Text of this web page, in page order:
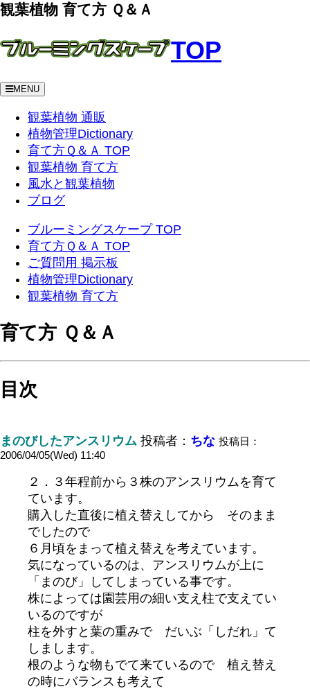
観葉植物 育て方 Ｑ＆Ａ
TOP
MENU
観葉植物 通販
植物管理Dictionary
育て方Ｑ＆Ａ TOP
観葉植物 育て方
風水と観葉植物
ブログ
ブルーミングスケープ TOP
育て方Ｑ＆Ａ TOP
ご質問用 掲示板
植物管理Dictionary
観葉植物 育て方
育て方 Ｑ＆Ａ
目次
まのびしたアンスリウム 投稿者： ちな 投稿日：
2006/04/05(Wed) 11:40
２．３年程前から３株のアンスリウムを育て
ています。
購入した直後に植え替えしてから そのまま
でしたので
６月頃をまって植え替えを考えています。
気になっているのは、アンスリウムが上に
「まのび」してしまっている事です。
株によっては園芸用の細い支え柱で支えてい
いるのですが
柱を外すと葉の重みで だいぶ「しだれ」て
しまします。
根のような物もでて来ているので 植え替え
の時にバランスも考えて